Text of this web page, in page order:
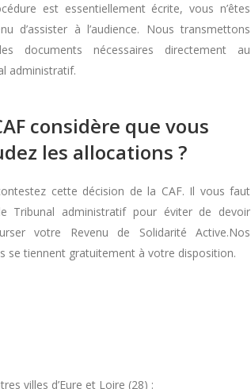
est essentiellement écrite, vous n’êtes
d’assister à l’audience. Nous transmettons
documents nécessaires directement au
administratif.
considère que vous
les allocations ?
cette décision de la CAF. Il vous faut
Tribunal administratif pour éviter de devoir
votre Revenu de Solidarité Active.Nos
se tiennent gratuitement à votre disposition.
villes d’Eure et Loire (28) :